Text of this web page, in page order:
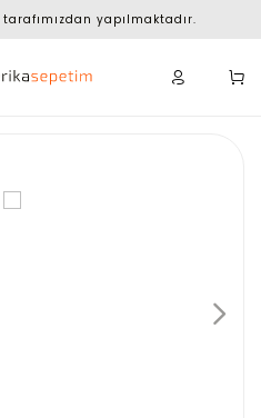
tarafımızdan yapılmaktadır.